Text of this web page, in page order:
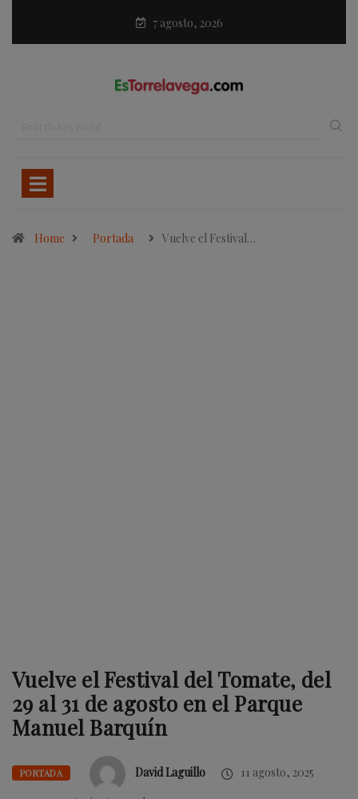
7 agosto, 2026
Home Portada Vuelve el Festival…
Vuelve el Festival del Tomate, del
29 al 31 de agosto en el Parque
Manuel Barquín
PORTADA David Laguillo
11 agosto, 2025